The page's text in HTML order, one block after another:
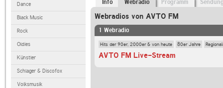
Dance
Black Music
Rock
Oldies
Künstler
Schlager & Discofox
Volksmusik
Info Webradio Programm
Webradios von AVTO FM
1 Webradio
Hits der 90er, 2000er & von heute 80er Jahre
AVTO FM Live-Stream